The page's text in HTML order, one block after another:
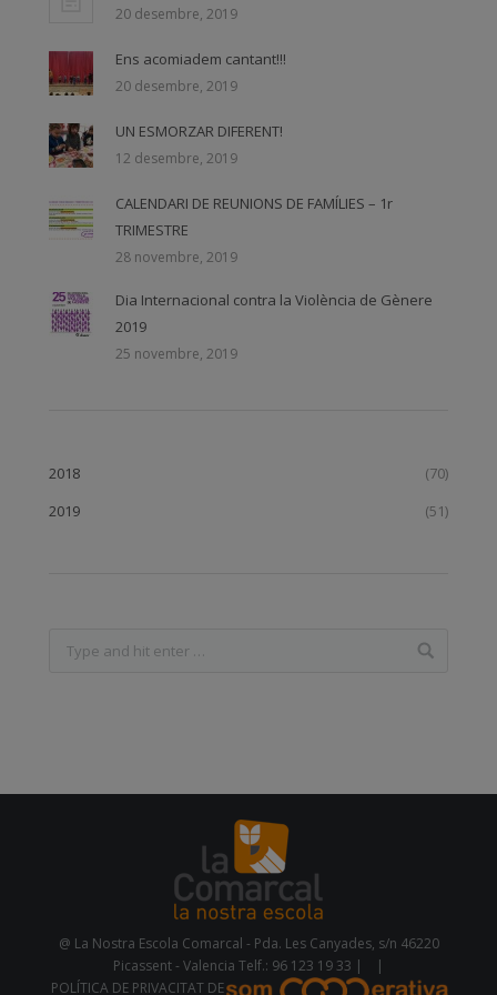
20 desembre, 2019
Ens acomiadem cantant!!!
20 desembre, 2019
UN ESMORZAR DIFERENT!
12 desembre, 2019
CALENDARI DE REUNIONS DE FAMÍLIES – 1r
TRIMESTRE
28 novembre, 2019
Dia Internacional contra la Violència de Gènere
2019
25 novembre, 2019
2018
(70)
2019
(51)
@ La Nostra Escola Comarcal - Pda. Les Canyades, s/n 46220
Picassent - Valencia Telf.: 96 123 19 33 |
|
POLÍTICA DE PRIVACITAT DE